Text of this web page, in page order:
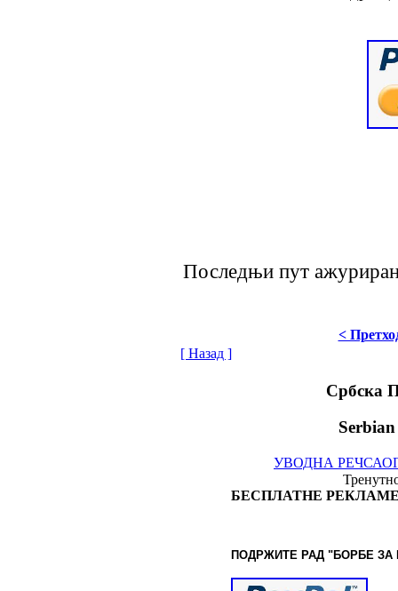
Последњи пут
<
[ Назад ]
Србска
УВОДНА РЕЧ
БЕСПЛАТНЕ
ПОДРЖИТЕ РАД "БОРБЕ ЗА